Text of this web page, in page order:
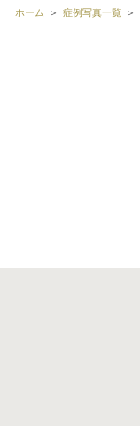
ホーム 症例写真一覧